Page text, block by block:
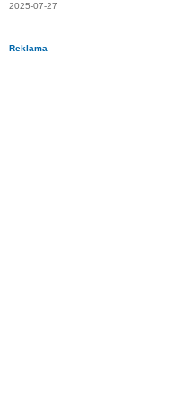
2025-07-27
Reklama